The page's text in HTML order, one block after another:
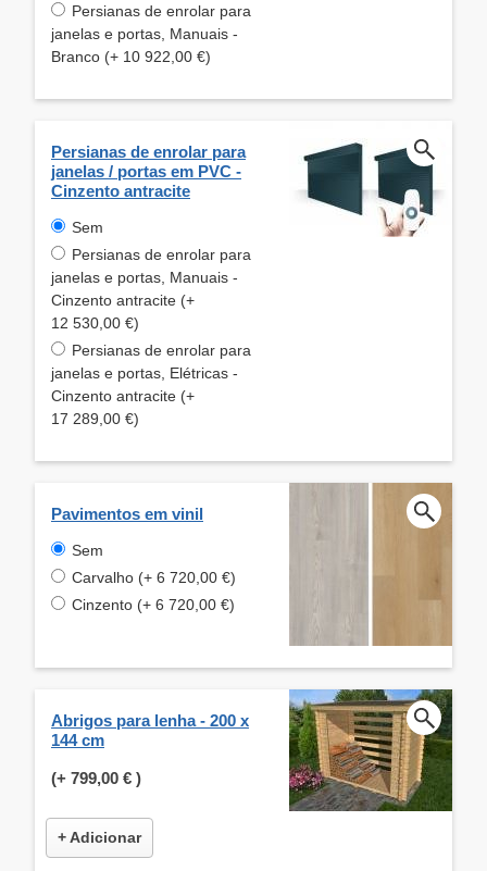
Persianas de enrolar para
janelas e portas, Manuais -
Branco (+ 10 922,00 €)
Persianas de enrolar para
janelas / portas em PVC -
Cinzento antracite
Sem
Persianas de enrolar para
janelas e portas, Manuais -
Cinzento antracite (+
12 530,00 €)
Persianas de enrolar para
janelas e portas, Elétricas -
Cinzento antracite (+
17 289,00 €)
Pavimentos em vinil
Sem
Carvalho (+ 6 720,00 €)
Cinzento (+ 6 720,00 €)
Abrigos para lenha - 200 x
144 cm
(+ 799,00 € )
+ Adicionar